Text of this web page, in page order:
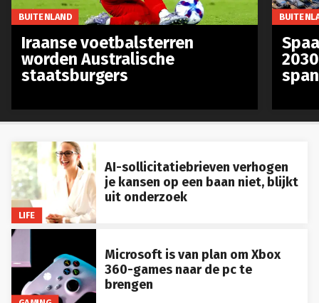
LIFE
AI-sollicitatiebrieven verhogen
je kansen op een baan niet, blijkt
uit onderzoek
GAMING
Microsoft is van plan om Xbox
360-games naar de pc te
brengen
BUITENLAND
Iraanse voetbalsterren
worden Australische
staatsburgers